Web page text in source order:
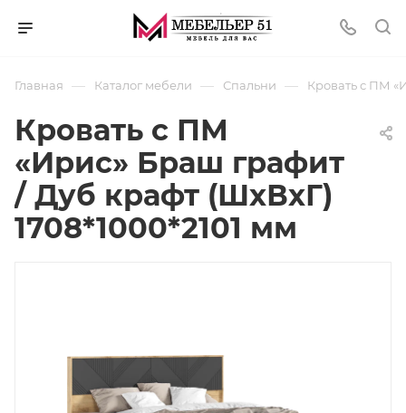
Главная — Каталог мебели — Спальни — Кровать с ПМ
Кровать с ПМ
«Ирис» Браш графит
/ Дуб крафт (ШхВхГ)
1708*1000*2101 мм